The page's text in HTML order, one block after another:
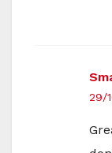
29/